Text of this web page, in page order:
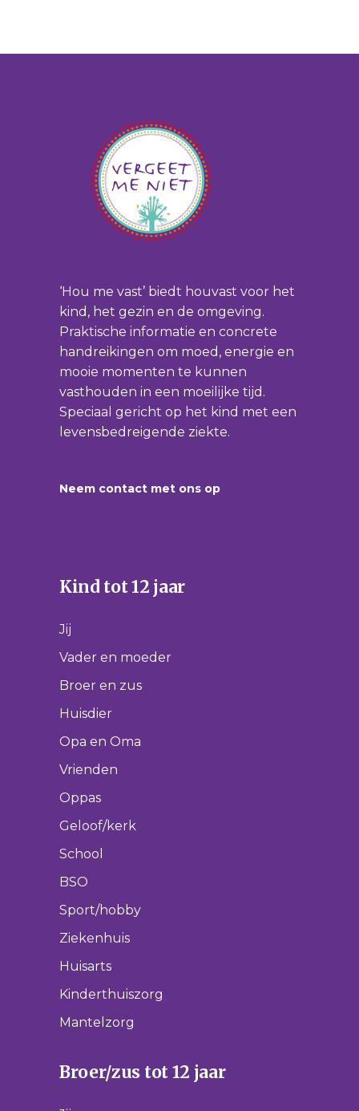
‘Hou me vast’ biedt houvast voor het
kind, het gezin en de omgeving.
Praktische informatie en concrete
handreikingen om moed, energie en
mooie momenten te kunnen
vasthouden in een moeilijke tijd.
Speciaal gericht op het kind met een
levensbedreigende ziekte.
Neem contact met ons op
Kind tot 12 jaar
Jij
Vader en moeder
Broer en zus
Huisdier
Opa en Oma
Vrienden
Oppas
Geloof/kerk
School
BSO
Sport/hobby
Ziekenhuis
Huisarts
Kinderthuiszorg
Mantelzorg
Broer/zus tot 12 jaar